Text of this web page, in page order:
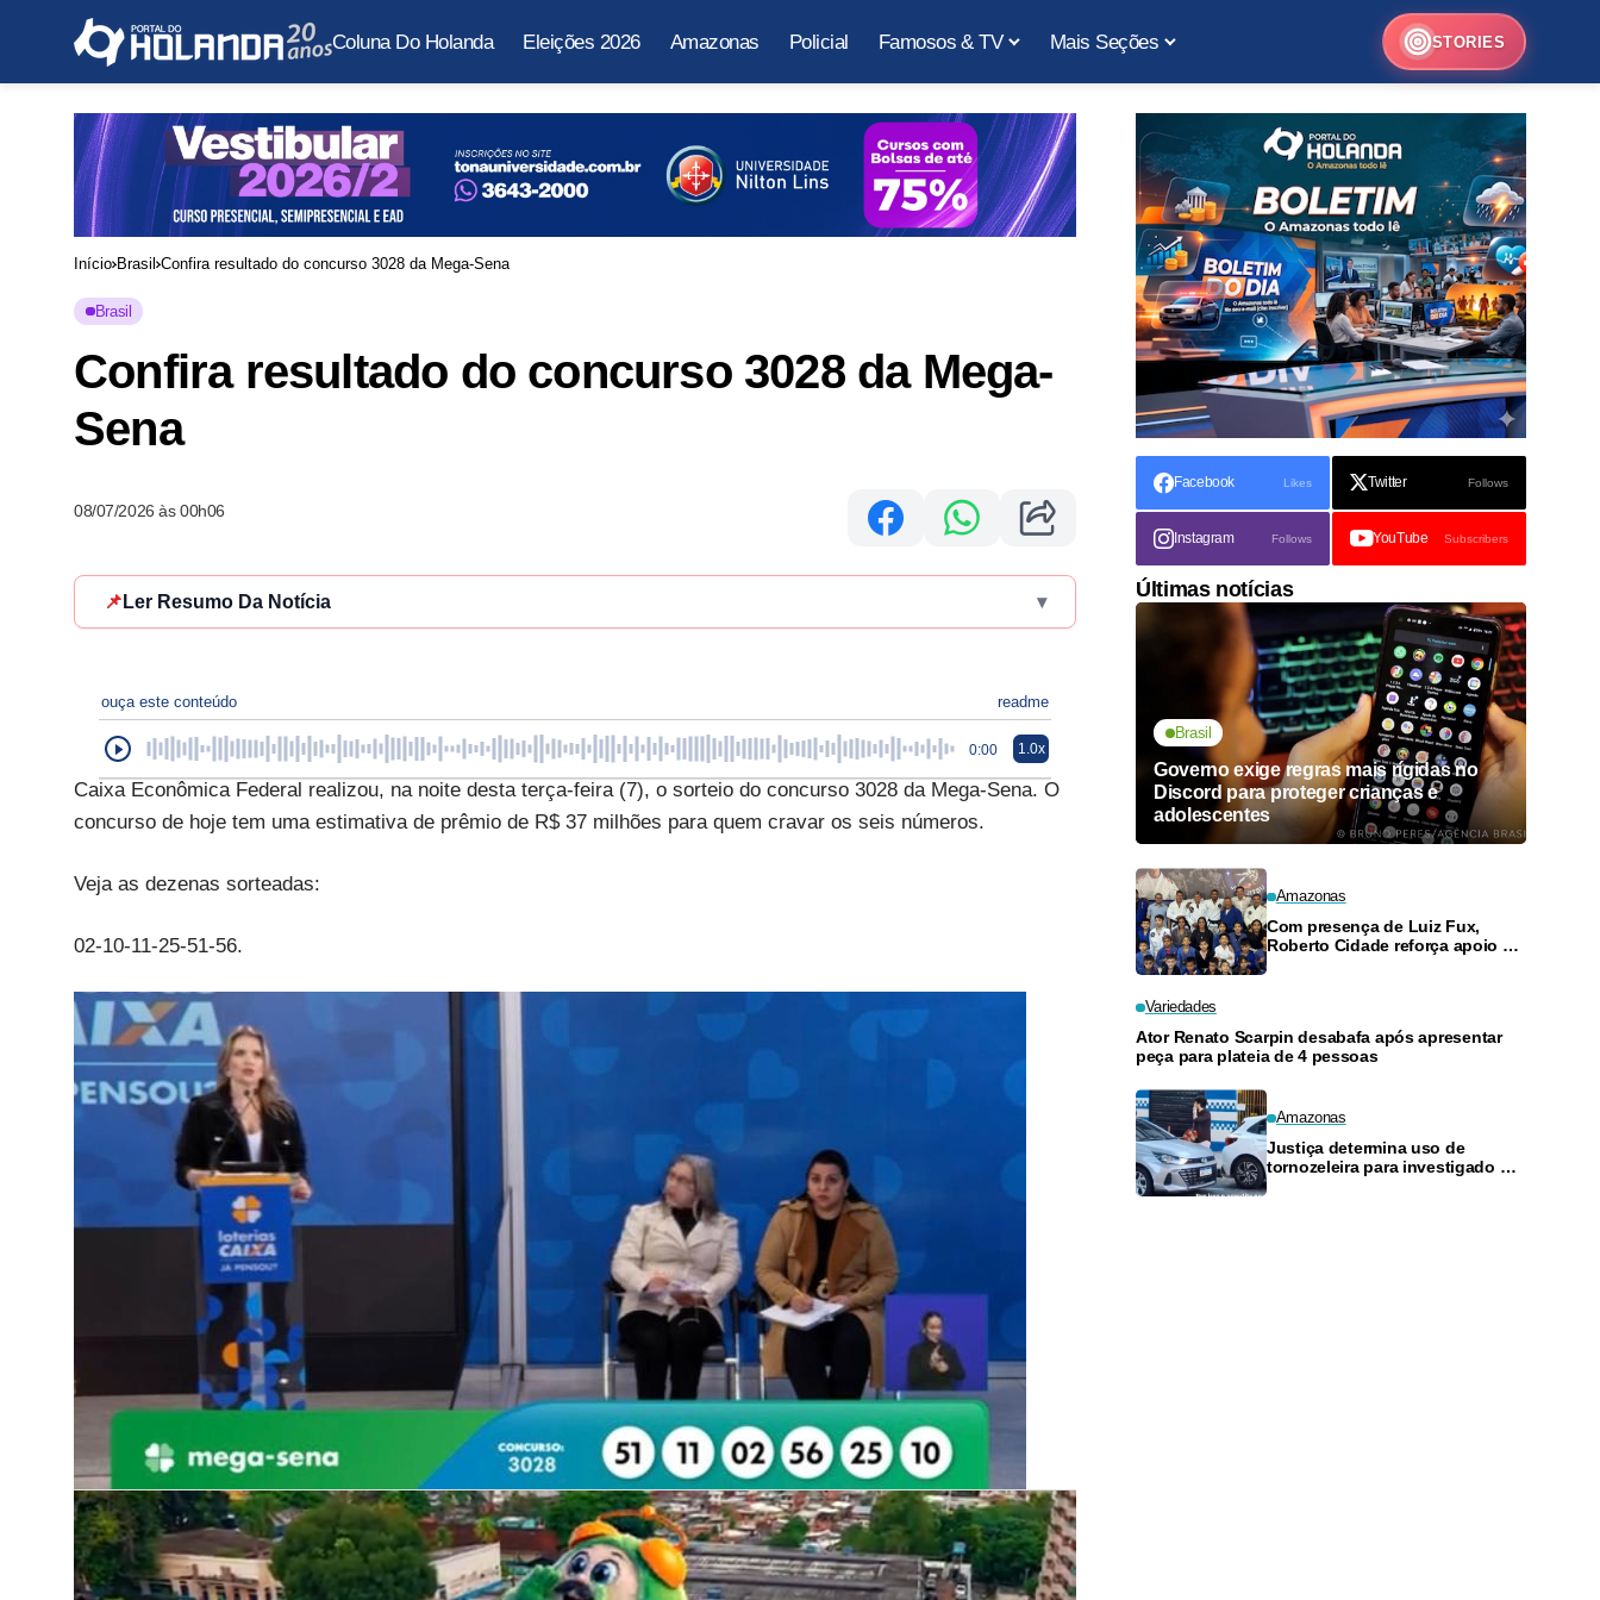
Coluna Do Holanda Eleições 2026 Amazonas Policial Famosos & TV Mais Seções STORIES
Início Brasil Confira resultado do concurso 3028 da Mega-Sena
Brasil
Confira resultado do concurso 3028 da Mega-
Sena
08/07/2026 às 00h06
📌 Ler Resumo Da Notícia ▾
ouça este conteúdo readme
0:00 1.0x
Caixa Econômica Federal realizou, na noite desta terça-feira (7), o sorteio do concurso 3028 da Mega-Sena. O
concurso de hoje tem uma estimativa de prêmio de R$ 37 milhões para quem cravar os seis números.
Veja as dezenas sorteadas:
02-10-11-25-51-56.
Facebook Likes Twitter Follows
Instagram Follows YouTube Subscribers
Últimas notícias
Brasil
Governo exige regras mais rígidas no
Discord para proteger crianças e
adolescentes
Amazonas
Com presença de Luiz Fux,
Roberto Cidade reforça apoio a
Variedades
Ator Renato Scarpin desabafa após apresentar
peça para plateia de 4 pessoas
Amazonas
Justiça determina uso de
tornozeleira para investigado por